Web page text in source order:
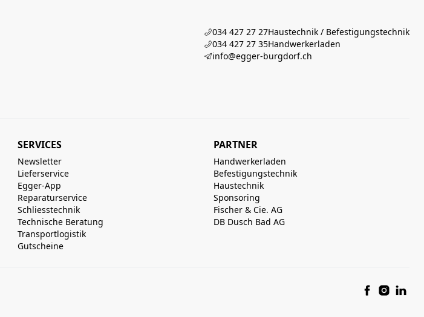
034 427 27 27Haustechnik / Befestigungstechnik
034 427 27 35Handwerkerladen
info@egger-burgdorf.ch
SERVICES
Newsletter
Lieferservice
Egger-App
Reparaturservice
Schliesstechnik
Technische Beratung
Transportlogistik
Gutscheine
PARTNER
Handwerkerladen
Befestigungstechnik
Haustechnik
Sponsoring
Fischer & Cie. AG
DB Dusch Bad AG